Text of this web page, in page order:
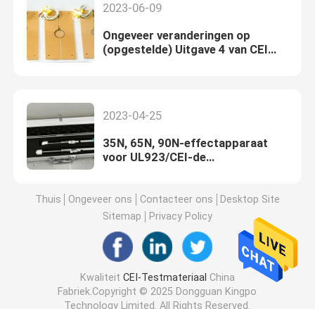
2023-06-09
Ongeveer veranderingen op
(opgestelde) Uitgave 4 van CEI
2023-04-25
35N, 65N, 90N-effectapparaat
voor UL923/CEI-de
de Deurassemblage
Thuis Ongeveer ons Contacteer ons
Desktop Site
Sitemap
Privacy Policy
Kwaliteit CEI-Testmateriaal China
Fabriek.Copyright © 2025 Dongguan Kingpo
Technology Limited. All Rights Reserved.